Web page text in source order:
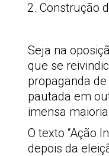
Construção
Seja na
que se
propaganda
pautada em
imensa
O texto “Ação
depois da